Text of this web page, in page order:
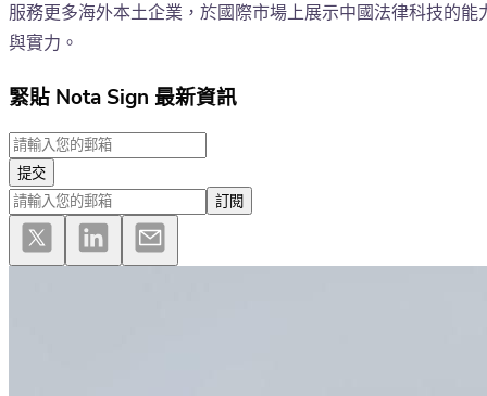
服務更多海外本土企業，於國際市場上展示中國法律科技的能
與實力。
緊貼 Nota Sign 最新資訊
提交
訂閱